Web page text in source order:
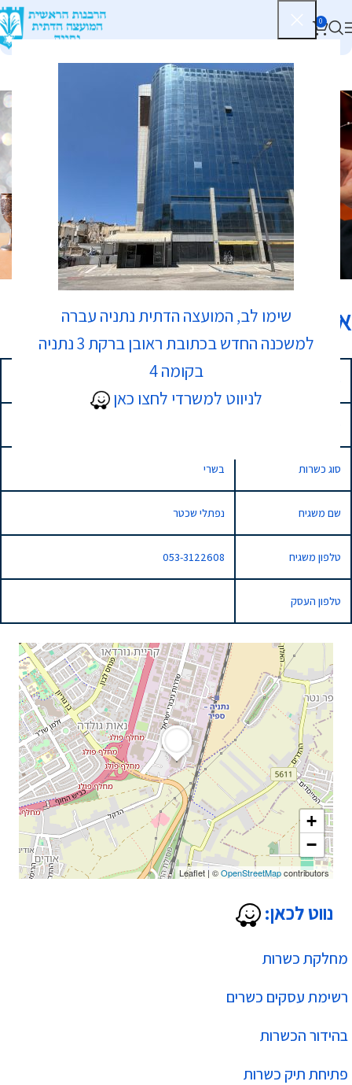
שימו לב, המועצה הדתית נתניה עברה
למשכנה החדש בכתובת ראובן ברקת 3 נתניה
בקומה 4
לניווט למשרדי לחצו כאן
0
כשרות
מחלקת כשרות
רשימת עסקים כשרים
בהידור הכשרות
פתיחת תיק כשרות
+
−
Leaflet | ©OpenStreetMapcontributors
נווט לכאן:
איקאה - מזנון בשרי
1 שדרות גיבורי ישראל, נתניה, Israel
סוג כשרות בשרי
שם משגיח נפתלי שכטר
טלפון משגיח 053-3122608
טלפון העסק